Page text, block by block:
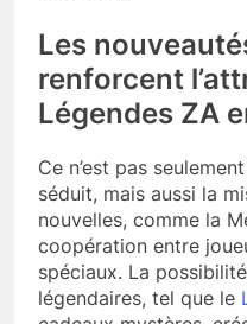
Les
renforcent
Légendes ZA
Ce n’est pas
séduit, mais aussi la
nouvelles, comme la
coopération entre
spéciaux. La
légendaires, tel que le